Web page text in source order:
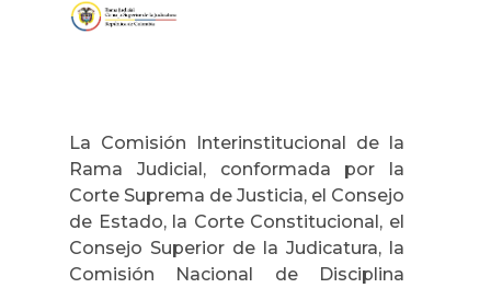
La Comisión Interinstitucional de la
Rama Judicial, conformada por la
Corte Suprema de Justicia, el Consejo
de Estado, la Corte Constitucional, el
Consejo Superior de la Judicatura, la
Comisión Nacional de Disciplina